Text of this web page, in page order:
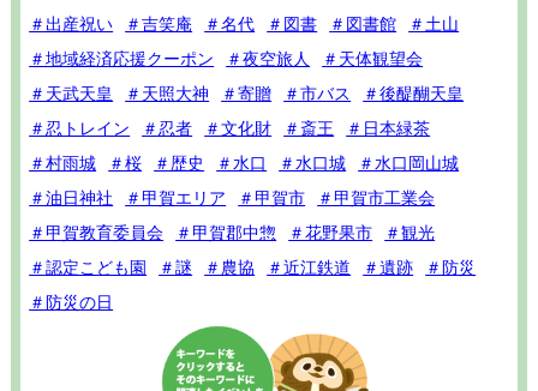
＃出産祝い
＃吉笑庵 ＃名代 ＃図書 ＃図書館
＃土山
＃地域経済応援クーポン
＃夜空旅人
＃天体観望会
＃天武天皇
＃天照大神 ＃寄贈 ＃市バス
＃後醍醐天皇
＃忍トレイン
＃忍者 ＃文化財 ＃斎王
＃日本緑茶
＃村雨城
＃桜 ＃歴史 ＃水口 ＃水口城
＃水口岡山城
＃油日神社
＃甲賀エリア ＃甲賀市
＃甲賀市工業会
＃甲賀教育委員会
＃甲賀郡中惣 ＃花野果市
＃観光
＃認定こども園
＃謎 ＃農協 ＃近江鉄道 ＃遺跡
＃防災
＃防災の日